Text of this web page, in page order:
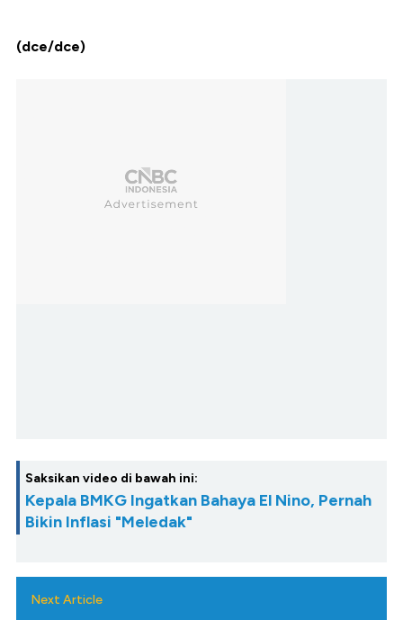
(dce/dce)
Saksikan video di bawah ini:
Kepala BMKG Ingatkan Bahaya El Nino, Pernah
Bikin Inflasi "Meledak"
Next Article